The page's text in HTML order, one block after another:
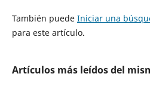
También puede Iniciar una
para este artículo.
Artículos más leídos del